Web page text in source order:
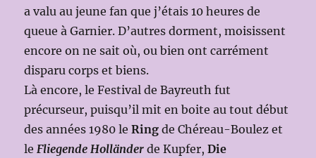
a valu au jeune fan que j’étais 10 heures de
queue à Garnier. D’autres dorment, moisissent
encore on ne sait où, ou bien ont carrément
disparu corps et biens.
Là encore, le Festival de Bayreuth fut
précurseur, puisqu’il mit en boite au tout début
des années 1980 leRing de Chéreau-Boulez et
leFliegende Holländer de Kupfer,Die